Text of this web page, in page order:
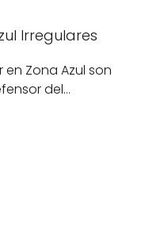
Irregulares
Zona Azul son
del…